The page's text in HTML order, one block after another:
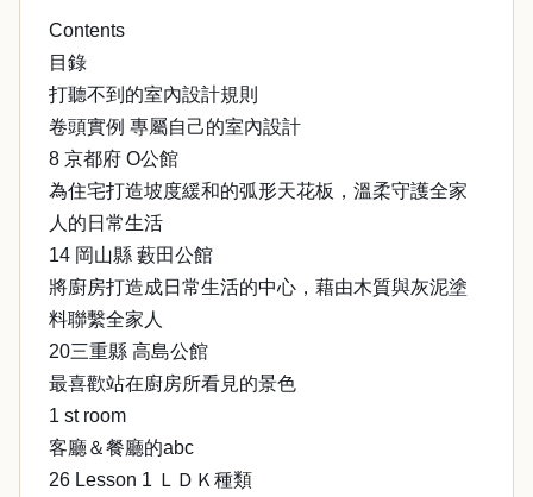
Contents
目錄
打聽不到的室內設計規則
卷頭實例 專屬自己的室內設計
8 京都府 O公館
為住宅打造坡度緩和的弧形天花板，溫柔守護全家
人的日常生活
14 岡山縣 藪田公館
將廚房打造成日常生活的中心，藉由木質與灰泥塗
料聯繫全家人
20三重縣 高島公館
最喜歡站在廚房所看見的景色
1 st room
客廳＆餐廳的abc
26 Lesson 1 ＬＤＫ種類